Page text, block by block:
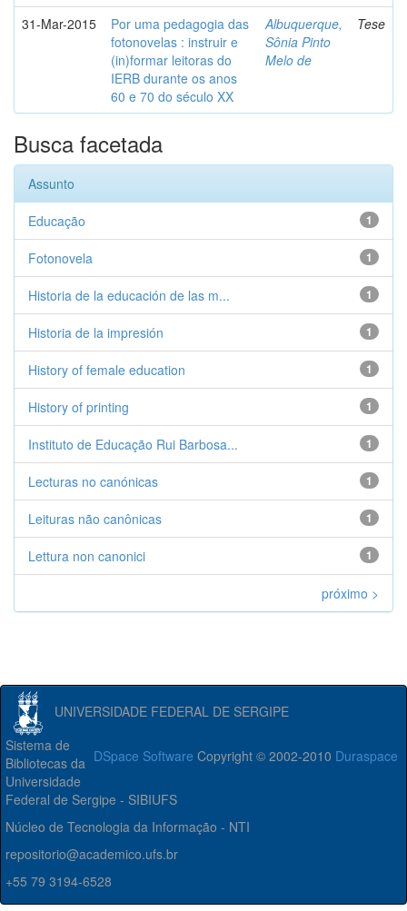
31-Mar-2015
Por uma pedagogia das
fotonovelas : instruir e
(in)formar leitoras do
IERB durante os anos
60 e 70 do século XX
Albuquerque,
Sônia Pinto
Melo de
Tese
Busca facetada
Assunto
1
Educação
1
Fotonovela
1
Historia de la educación de las m...
1
Historia de la impresión
1
History of female education
1
History of printing
1
Instituto de Educação Rui Barbosa...
1
Lecturas no canónicas
1
Leituras não canônicas
1
Lettura non canonici
próximo >
UNIVERSIDADE FEDERAL DE SERGIPE
DSpace Software Copyright © 2002-2010 Duraspace
Sistema de
Bibliotecas da
Universidade
Federal de Sergipe - SIBIUFS
Núcleo de Tecnologia da Informação - NTI
repositorio@academico.ufs.br
+55 79 3194-6528